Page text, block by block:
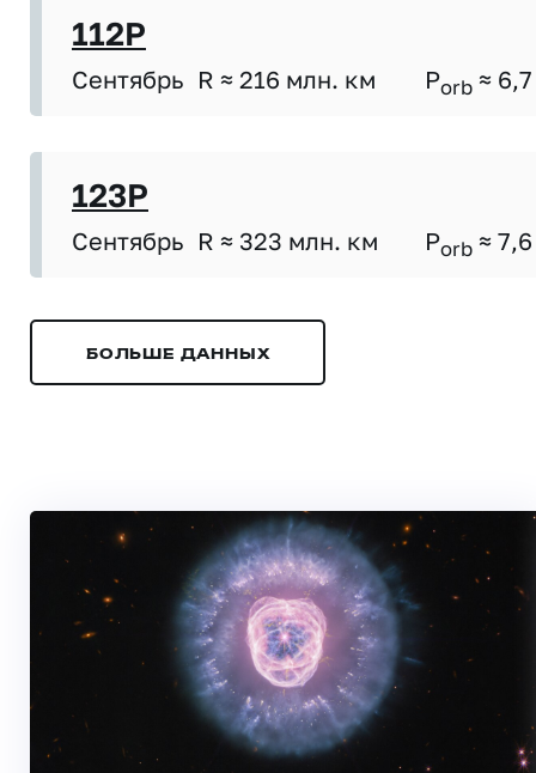
112P
Сентябрь R ≈ 216 млн. км Porb ≈ 6,7
123P
Сентябрь R ≈ 323 млн. км Porb ≈ 7,6
БОЛЬШЕ ДАННЫХ